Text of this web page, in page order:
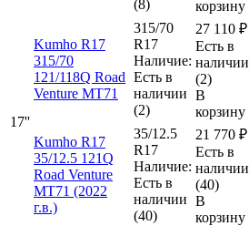
(8)
корзину
17''
Kumho R17
315/70
121/118Q Road
Venture MT71
315/70
R17
Наличие:
Есть в
наличии
(2)
27 110 ₽
Есть в
наличии
(2)
В
корзину
Kumho R17
35/12.5 121Q
Road Venture
MT71 (2022
г.в.)
35/12.5
R17
Наличие:
Есть в
наличии
(40)
21 770 ₽
Есть в
наличии
(40)
В
корзину